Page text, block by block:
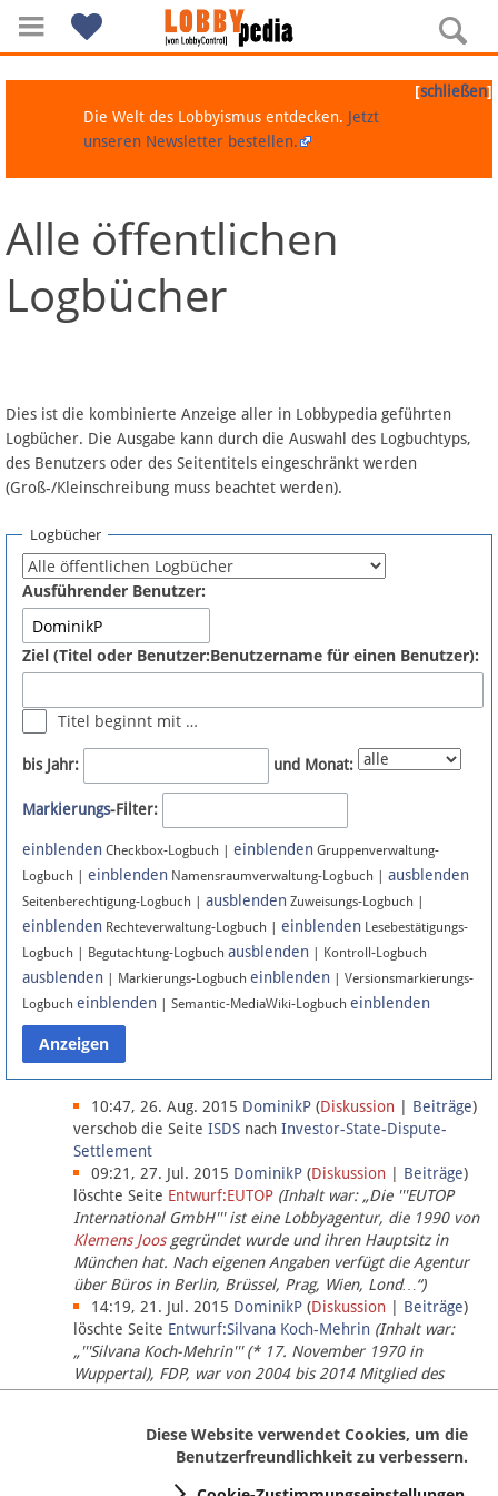
Navigation
Über Lobbypedia
Artikel nach Kategorien
FAQ
Fördermitglied werden
Fehler melden
Newsletter
Bluesky
Facebook
Instagram
Anmelden
Datenschutz
Über Lobbypedia
Impressum
[schließen]
Die Welt des Lobbyismus entdecken. Jetzt
unseren Newsletter bestellen.
Alle öffentlichen
Logbücher
Dies ist die kombinierte Anzeige aller in Lobbypedia geführten
Logbücher. Die Ausgabe kann durch die Auswahl des Logbuchtyps,
des Benutzers oder des Seitentitels eingeschränkt werden
(Groß-/Kleinschreibung muss beachtet werden).
Logbücher
Ausführender Benutzer:
Ziel (Titel oder Benutzer:Benutzername für einen Benutzer):
Titel beginnt mit …
bis Jahr: und Monat:
Markierungs-Filter:
einblenden Checkbox-Logbuch | einblenden Gruppenverwaltung-
Logbuch | einblenden Namensraumverwaltung-Logbuch | ausblenden
Seitenberechtigung-Logbuch | ausblenden Zuweisungs-Logbuch |
einblenden Rechteverwaltung-Logbuch | einblenden Lesebestätigungs-
Logbuch | Begutachtung-Logbuch ausblenden | Kontroll-Logbuch
ausblenden | Markierungs-Logbuch einblenden | Versionsmarkierungs-
Logbuch einblenden | Semantic-MediaWiki-Logbuch einblenden
10:47, 26. Aug. 2015 DominikP (Diskussion Beiträge)
verschob die Seite ISDS nach Investor-State-Dispute-
Settlement
09:21, 27. Jul. 2015 DominikP (Diskussion Beiträge)
löschte Seite Entwurf:EUTOP (Inhalt war: „Die '''EUTOP
International GmbH''' ist eine Lobbyagentur, die 1990 von
Klemens Joosgegründet wurde und ihren Hauptsitz in
München hat. Nach eigenen Angaben verfügt die Agentur
über Büros in Berlin, Brüssel, Prag, Wien, Lond…“)
14:19, 21. Jul. 2015 DominikP (Diskussion Beiträge)
löschte Seite Entwurf:Silvana Koch-Mehrin (Inhalt war:
„'''Silvana Koch-Mehrin''' (* 17. November 1970 in
Wuppertal), FDP, war von 2004 bis 2014 Mitglied des
Europäischen Parlaments, seit November 2014 ist sie für
Diese Website verwendet Cookies, um die
Benutzerfreundlichkeit zu verbessern.